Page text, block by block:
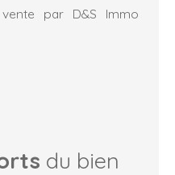
par D&S Immo
du bien